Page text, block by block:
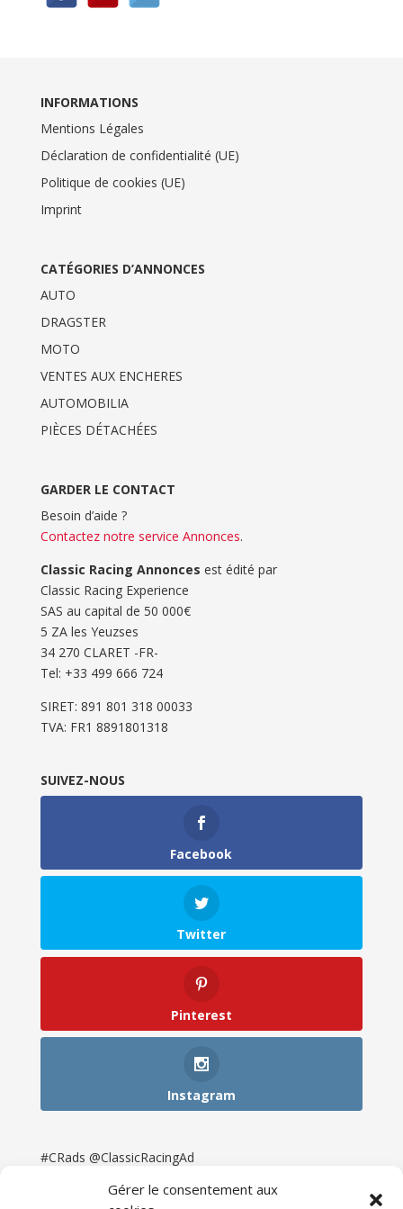
Gérer le consentement aux
INFORMATIONS
Mentions Légales
Déclaration de confidentialité (UE)
Politique de cookies (UE)
Imprint
CATÉGORIES D’ANNONCES
AUTO
DRAGSTER
MOTO
VENTES AUX ENCHERES
AUTOMOBILIA
PIÈCES DÉTACHÉES
GARDER LE CONTACT
Besoin d’aide ?
Contactez notre service Annonces.
Classic Racing Annonces est édité par
Classic Racing Experience
SAS au capital de 50 000€
5 ZA les Yeuzses
34 270 CLARET -FR-
Tel: ‭+33 499 666 724‬
SIRET: 891 801 318 00033
TVA: FR1 8891801318
SUIVEZ-NOUS
Facebook
Twitter
Pinterest
Instagram
#CRads @ClassicRacingAd